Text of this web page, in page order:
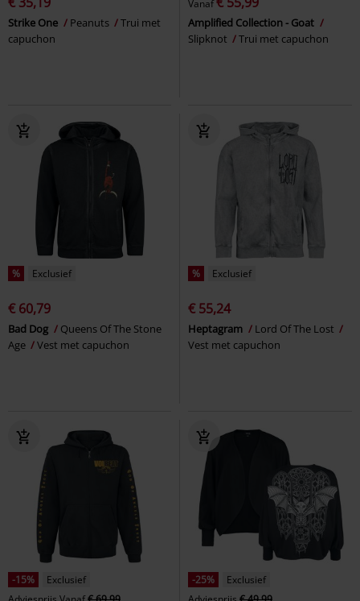
Strike One Peanuts
Trui met
capuchon
Vanaf
Amplified Collection - Goat
Slipknot
Trui met capuchon
% Exclusief
€ 60,79
Bad Dog
Queens Of The Stone
Age
Vest met capuchon
% Exclusief
€ 55,24
Heptagram
Lord Of The Lost
Vest met capuchon
-15%
Exclusief
-25%
Exclusief